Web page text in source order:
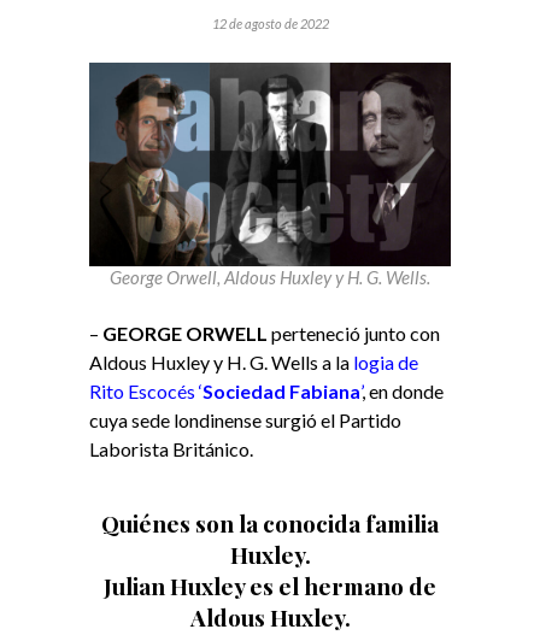
12 de agosto de 2022
George Orwell, Aldous Huxley y H. G. Wells.
– GEORGE ORWELL perteneció junto con
Aldous Huxley y H. G. Wells a la logia de
Rito Escocés ‘Sociedad Fabiana, en donde
cuya sede londinense surgió el Partido
Laborista Británico.
Quiénes son la conocida familia
Huxley.
Julian Huxleyes el hermano de
Aldous Huxley.